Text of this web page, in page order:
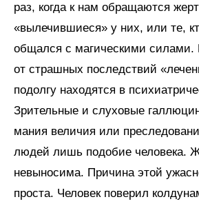
раз, когда к нам обращаются
«вылечившиеся» у них, или те,
общался с магическими силами.
от страшных последствий
подолгу находятся в
Зрительные и слуховые
мания величия или
людей лишь подобие человека.
невыносима. Причина этой
проста. Человек поверил